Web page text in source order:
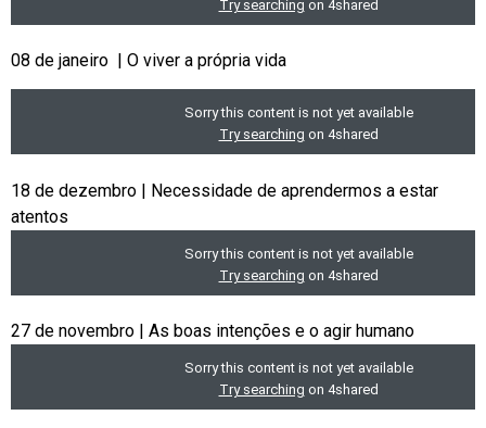
08 de janeiro | O viver a própria vida
18 de dezembro | Necessidade de aprendermos a estar
atentos
27 de novembro | As boas intenções e o agir humano